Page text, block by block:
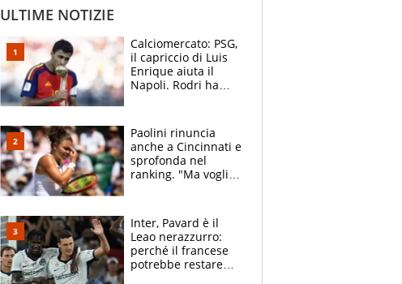
ULTIME NOTIZIE
Calciomercato: PSG,
il capriccio di Luis
Enrique aiuta il
Napoli. Rodri ha
Fernandez
Paolini rinuncia
anche a Cincinnati e
sprofonda nel
ranking. "Ma voglio
Inter, Pavard è il
Leao nerazzurro:
perché il francese
potrebbe restare